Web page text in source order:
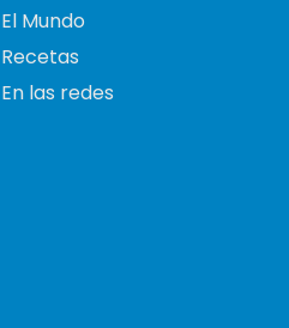
El Mundo
Recetas
En las redes